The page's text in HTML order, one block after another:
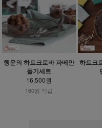
행운의 하트크로바 파베만
들기세트
16,500원
160원 적립
하트크